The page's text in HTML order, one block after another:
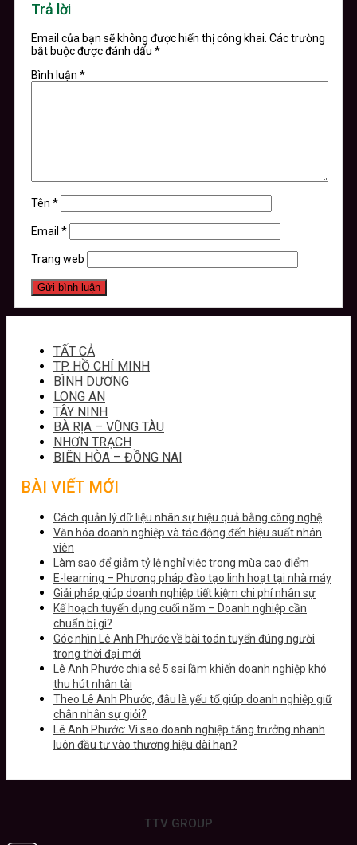
Trả lời
Email của bạn sẽ không được hiển thị công khai. Các trường
bắt buộc được đánh dấu *
Bình luận *
Tên *
Email *
Trang web
TẤT CẢ
TP. HỒ CHÍ MINH
BÌNH DƯƠNG
LONG AN
TÂY NINH
BÀ RỊA – VŨNG TÀU
NHƠN TRẠCH
BIÊN HÒA – ĐỒNG NAI
BÀI VIẾT MỚI
Cách quản lý dữ liệu nhân sự hiệu quả bằng công nghệ
Văn hóa doanh nghiệp và tác động đến hiệu suất nhân
viên
Làm sao để giảm tỷ lệ nghỉ việc trong mùa cao điểm
E-learning – Phương pháp đào tạo linh hoạt tại nhà máy
Giải pháp giúp doanh nghiệp tiết kiệm chi phí nhân sự
Kế hoạch tuyển dụng cuối năm – Doanh nghiệp cần
chuẩn bị gì?
Góc nhìn Lê Anh Phước về bài toán tuyển đúng người
trong thời đại mới
Lê Anh Phước chia sẻ 5 sai lầm khiến doanh nghiệp khó
thu hút nhân tài
Theo Lê Anh Phước, đâu là yếu tố giúp doanh nghiệp giữ
chân nhân sự giỏi?
Lê Anh Phước: Vì sao doanh nghiệp tăng trưởng nhanh
luôn đầu tư vào thương hiệu dài hạn?
TTV GROUP